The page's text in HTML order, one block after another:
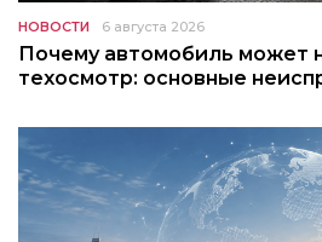
НОВОСТИ 6 августа 2026
Почему автомобиль может
техосмотр: основные